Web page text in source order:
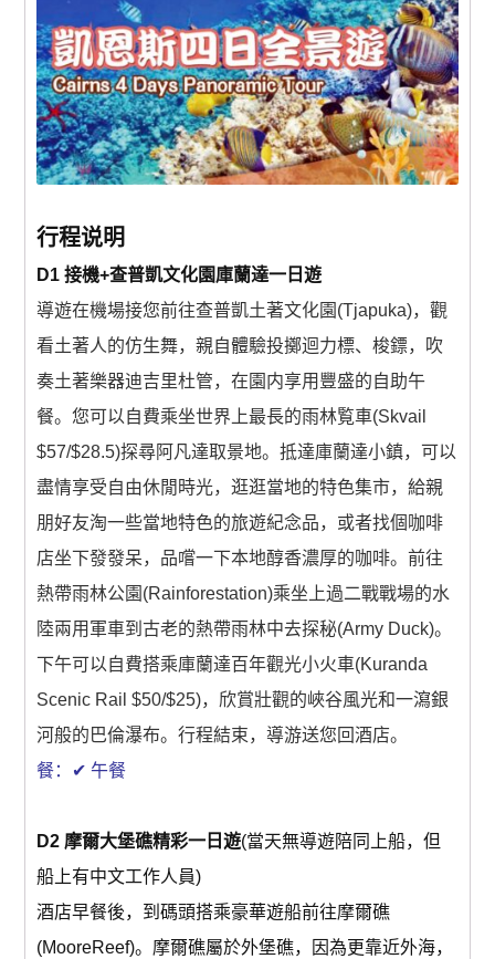
景点
邮轮
跟團遊(中國）
三峡遊輪
澳洲出发含机票(中國)
0 items $0.00
行程说明
D1 接機+查普凱文化園庫蘭達一日遊
導遊在機場接您前往查普凱土著文化園(Tjapuka)，觀
看土著人的仿生舞，親自體驗投擲迴力標、梭鏢，吹
奏土著樂器迪吉里杜管，在園内享用豐盛的自助午
餐。您可以自費乘坐世界上最長的雨林覧車(Skvail
$57/$28.5)探尋阿凡達取景地。抵達庫蘭達小鎮，可以
盡情享受自由休閒時光，逛逛當地的特色集市，給親
朋好友淘一些當地特色的旅遊紀念品，或者找個咖啡
店坐下發發呆，品嚐一下本地醇香濃厚的咖啡。前往
熱帶雨林公園(Rainforestation)乘坐上過二戰戰場的水
陸兩用軍車到古老的熱帶雨林中去探秘(Army Duck)。
下午可以自費搭乘庫蘭達百年觀光小火車(Kuranda
Scenic Rail $50/$25)，欣賞壯觀的峽谷風光和一瀉銀
河般的巴倫瀑布。行程結束，導游送您回酒店。
餐：✔ 午餐
D2 摩爾大堡礁精彩一日遊(當天無導遊陪同上船，但
船上有中文工作人員)
酒店早餐後，到碼頭搭乘豪華遊船前往摩爾礁
(MooreReef)。摩爾礁屬於外堡礁，因為更靠近外海，